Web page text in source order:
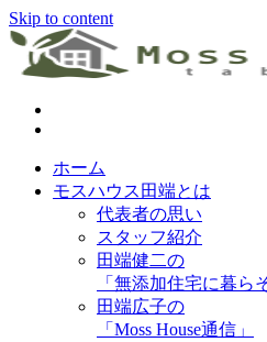
Skip to content
神戸市・明石市の注文住宅工務
田端
ホーム
モスハウス田端とは
代表者の思い
スタッフ紹介
田端健二の
「無添加住宅に暮ら
田端広子の
「Moss House通信」